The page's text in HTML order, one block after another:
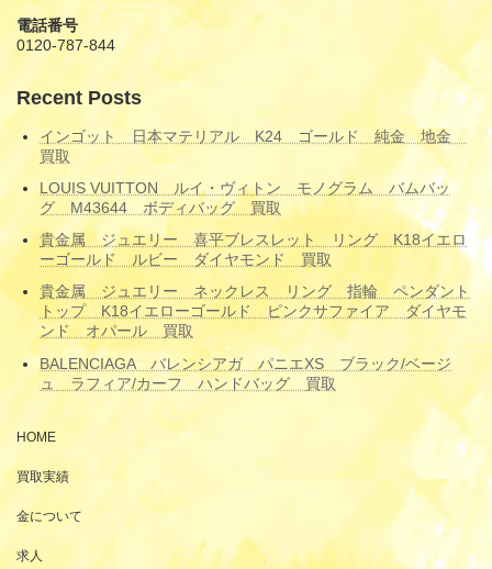
電話番号
0120-787-844
Recent Posts
インゴット 日本マテリアル K24 ゴールド 純金 地金
買取
LOUIS VUITTON ルイ・ヴィトン モノグラム バムバッ
グ M43644 ボディバッグ 買取
貴金属 ジュエリー 喜平ブレスレット リング K18イエロ
ーゴールド ルビー ダイヤモンド 買取
貴金属 ジュエリー ネックレス リング 指輪 ペンダント
トップ K18イエローゴールド ピンクサファイア ダイヤモ
ンド オパール 買取
BALENCIAGA バレンシアガ パニエXS ブラック/ベージ
ュ ラフィア/カーフ ハンドバッグ 買取
HOME
買取実績
金について
求人